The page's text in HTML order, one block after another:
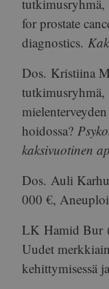
tutkimusryhmä,
for prostate
diagnostics.
Dos. Kristiina
tutkimusryhmä,
hoidossa?
kaksivuotinen
Dos. Auli Karhu
000 €,
LK Hamid Bur
Uudet
kehittymisessä